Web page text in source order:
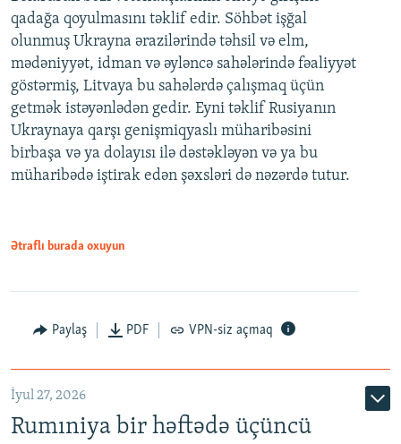
qadağa qoyulmasını təklif edir. Söhbət işğal
olunmuş Ukrayna ərazilərində təhsil və elm,
mədəniyyət, idman və əyləncə sahələrində fəaliyyət
göstərmiş, Litvaya bu sahələrdə çalışmaq üçün
getmək istəyənlədən gedir. Eyni təklif Rusiyanın
Ukraynaya qarşı genişmiqyaslı müharibəsini
birbaşa və ya dolayısı ilə dəstəkləyən və ya bu
müharibədə iştirak edən şəxsləri də nəzərdə tutur.
Ətraflı burada oxuyun
Paylaş PDF VPN-siz açmaq
İyul 27, 2026
Rumıniya bir həftədə üçüncü